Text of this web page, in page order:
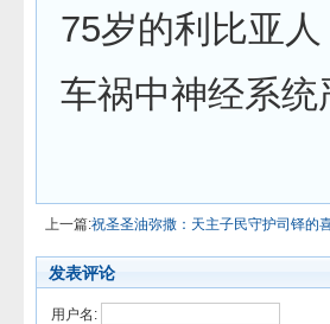
75岁的利比亚
车祸中神经系统
上一篇:祝圣圣油弥撒：天主子民守护司铎的
发表评论
用户名: